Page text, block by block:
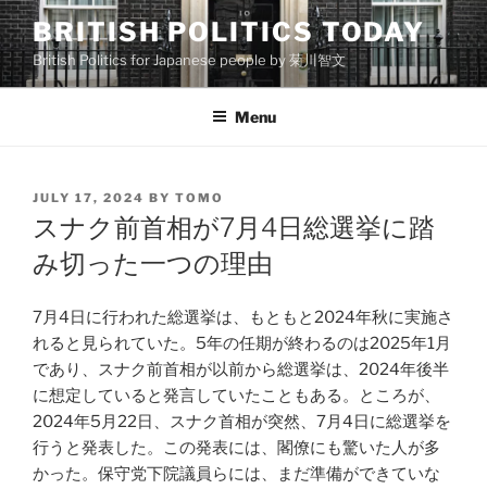
Skip
to
content
BRITISH POLITICS TODAY
British Politics for Japanese people by 菊川智文
Menu
POSTED
JULY 17, 2024 BY TOMO
スナク前首相が7月4日総選挙に踏
み切った一つの理由
7月4日に行われた総選挙は、もともと2024年秋に実施さ
れると見られていた。5年の任期が終わるのは2025年1月
であり、スナク前首相が以前から総選挙は、2024年後半
に想定していると発言していたこともある。ところが、
2024年5月22日、スナク首相が突然、7月4日に総選挙を
行うと発表した。この発表には、閣僚にも驚いた人が多
かった。保守党下院議員らには、まだ準備ができていな